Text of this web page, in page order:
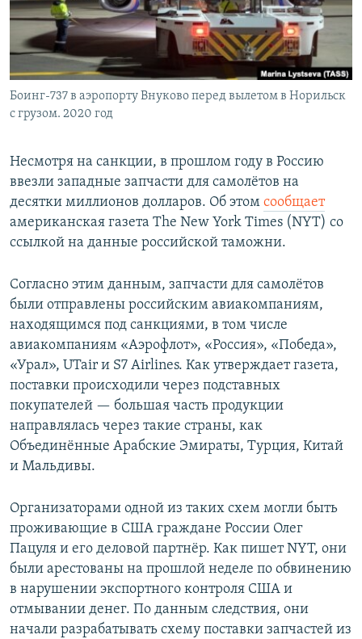
Боинг-737 в аэропорту Внуково перед вылетом в Норильск
с грузом. 2020 год
Несмотря на санкции, в прошлом году в Россию
ввезли западные запчасти для самолётов на
десятки миллионов долларов. Об этом сообщает
американская газета The New York Times (NYT) со
ссылкой на данные российской таможни.
Согласно этим данным, запчасти для самолётов
были отправлены российским авиакомпаниям,
находящимся под санкциями, в том числе
авиакомпаниям «Аэрофлот», «Россия», «Победа»,
«Урал», UTair и S7 Airlines. Как утверждает газета,
поставки происходили через подставных
покупателей — большая часть продукции
направлялась через такие страны, как
Объединённые Арабские Эмираты, Турция, Китай
и Мальдивы.
Организаторами одной из таких схем могли быть
проживающие в США граждане России Олег
Пацуля и его деловой партнёр. Как пишет NYT, они
были арестованы на прошлой неделе по обвинению
в нарушении экспортного контроля США и
отмывании денег. По данным следствия, они
начали разрабатывать схему поставки запчастей из